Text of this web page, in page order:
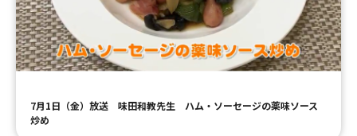
7月1日（金）放送 味田和教先生 ハム・ソーセージの薬味ソース
炒め